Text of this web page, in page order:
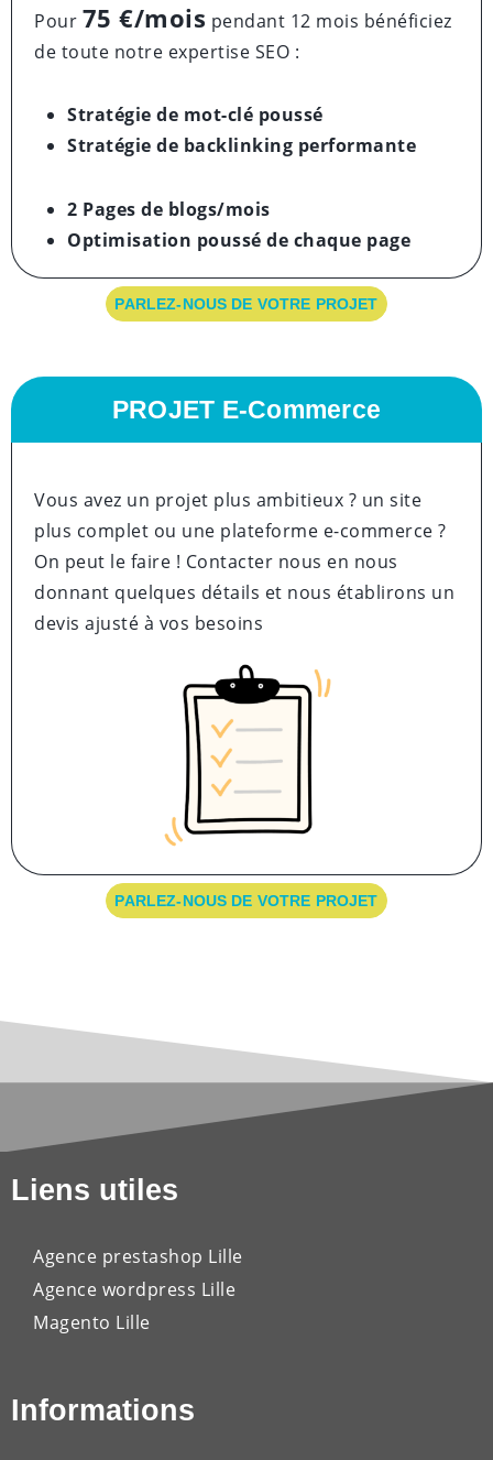
Pour 75 €/mois pendant 12 mois bénéficiez
de toute notre expertise SEO :
Stratégie de mot-clé poussé
Stratégie de backlinking performante
2 Pages de blogs/mois
Optimisation poussé de chaque page
PARLEZ-NOUS DE VOTRE PROJET
PROJET E-Commerce
Vous avez un projet plus ambitieux ? un site
plus complet ou une plateforme e-commerce ?
On peut le faire ! Contacter nous en nous
donnant quelques détails et nous établirons un
devis ajusté à vos besoins
PARLEZ-NOUS DE VOTRE PROJET
Liens utiles
Agence prestashop Lille
Agence wordpress Lille
Magento Lille
Informations